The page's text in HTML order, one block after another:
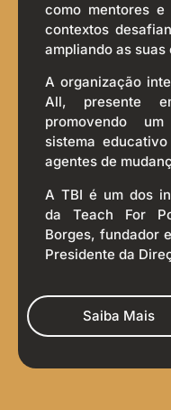
como mentores
contextos
ampliando as
A organização
All, presente
promovendo
sistema
agentes de
A TBI é um dos
da Teach For
Borges, fundador
Presidente da
Saiba Mais